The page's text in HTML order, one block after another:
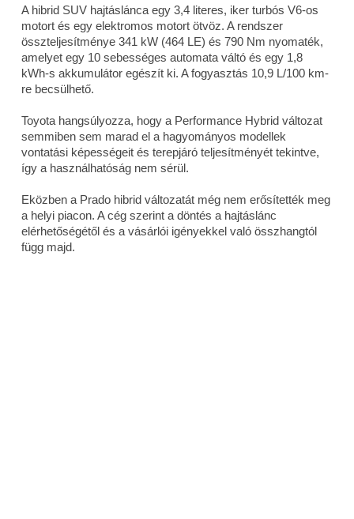
A hibrid SUV hajtáslánca egy 3,4 literes, iker turbós V6-os
motort és egy elektromos motort ötvöz. A rendszer
összteljesítménye 341 kW (464 LE) és 790 Nm nyomaték,
amelyet egy 10 sebességes automata váltó és egy 1,8
kWh-s akkumulátor egészít ki. A fogyasztás 10,9 L/100 km-
re becsülhető.
Toyota hangsúlyozza, hogy a Performance Hybrid változat
semmiben sem marad el a hagyományos modellek
vontatási képességeit és terepjáró teljesítményét tekintve,
így a használhatóság nem sérül.
Eközben a Prado hibrid változatát még nem erősítették meg
a helyi piacon. A cég szerint a döntés a hajtáslánc
elérhetőségétől és a vásárlói igényekkel való összhangtól
függ majd.